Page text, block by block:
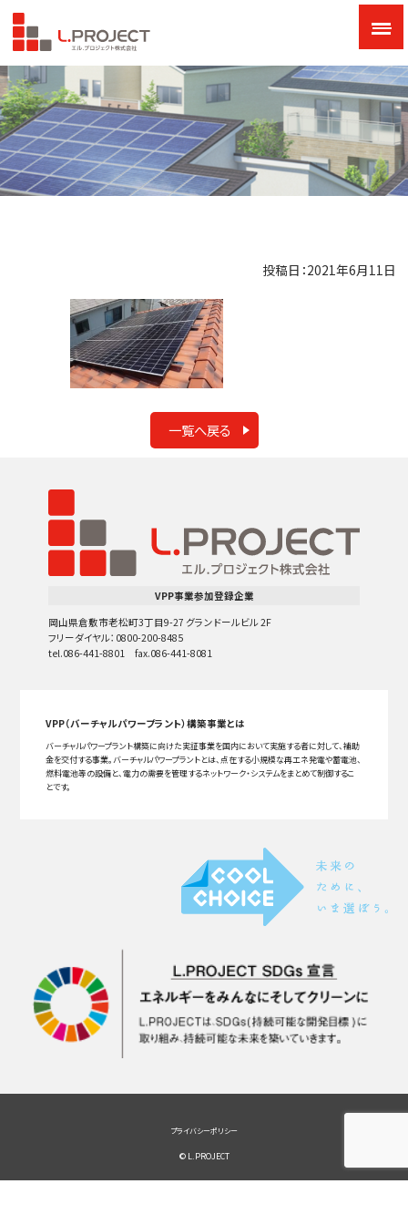
投稿日：2021年6月11日
一覧へ戻る
VPP事業参加登録企業
岡山県倉敷市老松町3丁目9-27 グランドールビル 2F
フリーダイヤル：0800-200-8485
tel.086-441-8801 fax.086-441-8081
VPP（バーチャルパワープラント）構築事業とは
バーチャルパワープラント構築に向けた実証事業を国内において実施する者に対して、補助
金を交付する事業。バーチャルパワープラントとは、点在する小規模な再エネ発電や蓄電池、
燃料電池等の設備と、電力の需要を管理するネットワーク・システムをまとめて制御するこ
とです。
プライバシーポリシー
© L.PROJECT